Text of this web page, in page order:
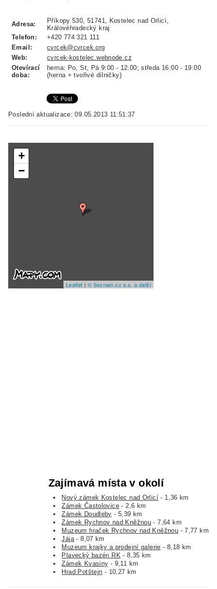
Adresa:
Příkopy 530, 51741, Kostelec nad Orlicí,
Královéhradecký kraj
Telefon:
+420 774 321 111
Email:
cvrcek@cvrcek.org
Web:
cvrcek-kostelec.webnode.cz
Otevírací
doba:
herna: Po, St, Pá 9:00 - 12:00; středa 16:00 - 19:00
(herna + tvořivé dílničky)
Poslední aktualizace: 09.05.2013 11:51:37
+
−
Leaflet | © Seznam.cz a.s. a další
Zajímavá místa v okolí
Nový zámek Kostelec nad Orlicí - 1,36 km
Zámek Častolovice - 2,6 km
Zámek Doudleby - 5,39 km
Zámek Rychnov nad Kněžnou - 7,64 km
Muzeum hraček Rychnov nad Kněžnou - 7,77 km
Jája- 8,07 km
Muzeum krajky a prodejní galerie - 8,18 km
Plavecký bazén RK - 8,35 km
Zámek Kvasiny - 9,11 km
Hrad Potštejn - 10,27 km